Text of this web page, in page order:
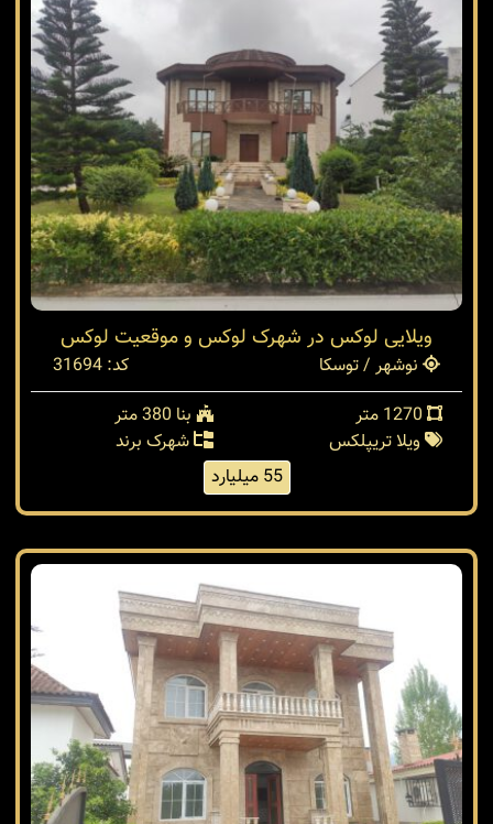
ویلایی لوکس در شهرک لوکس و موقعیت لوکس
نوشهر / توسکا
کد: 31694
بنا 380 متر
ویلا تریپلکس
شهرک برند
55 میلیارد